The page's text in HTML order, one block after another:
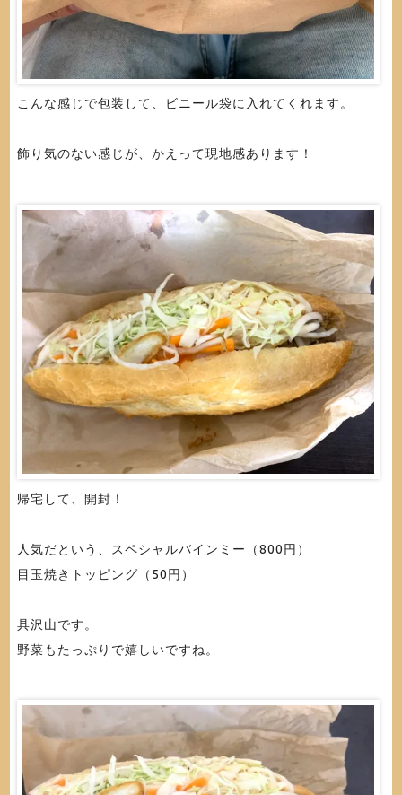
こんな感じで包装して、ビニール袋に入れてくれます。
飾り気のない感じが、かえって現地感あります！
帰宅して、開封！
人気だという、スペシャルバインミー（800円）
目玉焼きトッピング（50円）
具沢山です。
野菜もたっぷりで嬉しいですね。